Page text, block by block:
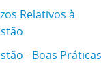
Relativos à
- Boas Práticas